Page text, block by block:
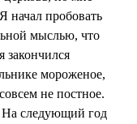
начал пробовать
мыслью, что
закончился
мороженое,
не постное.
На следующий год